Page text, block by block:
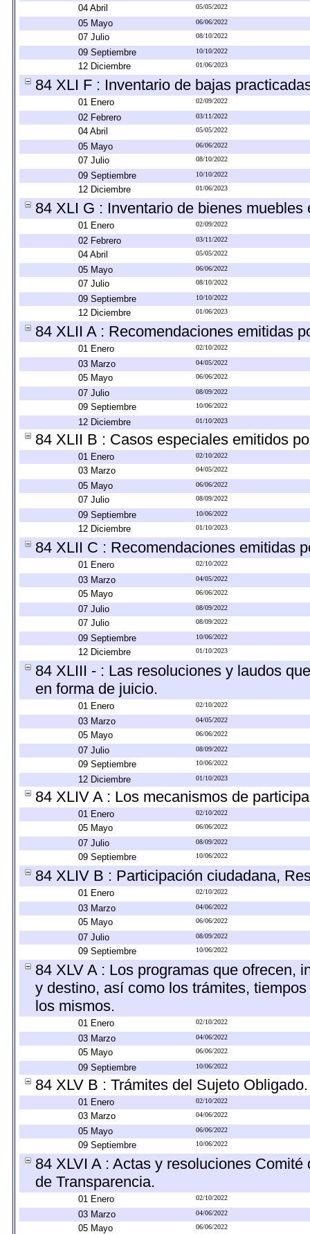
04 Abril 05/05/2022
05 Mayo 06/06/2022
07 Julio 08/10/2022
09 Septiembre 10/10/2022
12 Diciembre 01/06/2023
84 XLI F : Inventario de bajas
01 Enero 02/09/2022
02 Febrero 03/11/2022
04 Abril 05/05/2022
05 Mayo 06/06/2022
07 Julio 08/10/2022
09 Septiembre 10/10/2022
12 Diciembre 01/06/2023
84 XLI G : Inventario de bienes muebles
01 Enero 02/09/2022
02 Febrero 03/11/2022
04 Abril 05/05/2022
05 Mayo 06/06/2022
07 Julio 08/10/2022
09 Septiembre 10/10/2022
12 Diciembre 01/06/2023
84 XLII A : Recomendaciones emitidas
01 Enero 02/10/2022
03 Marzo 04/05/2022
05 Mayo 06/06/2022
07 Julio 08/09/2022
09 Septiembre 10/06/2022
12 Diciembre 01/10/2023
84 XLII B : Casos especiales emitidos
01 Enero 02/10/2022
03 Marzo 04/05/2022
05 Mayo 06/06/2022
07 Julio 08/09/2022
09 Septiembre 10/06/2022
12 Diciembre 01/10/2023
84 XLII C : Recomendaciones emitidas
01 Enero 02/10/2022
03 Marzo 04/05/2022
05 Mayo 06/06/2022
07 Julio 08/09/2022
07 Julio 08/09/2022
09 Septiembre 10/06/2022
12 Diciembre 01/10/2023
84 XLIII - : Las resoluciones y laudos
en forma de juicio.
01 Enero 02/10/2022
03 Marzo 04/05/2022
05 Mayo 06/06/2022
07 Julio 08/09/2022
09 Septiembre 10/06/2022
12 Diciembre 01/10/2023
84 XLIV A : Los mecanismos de
01 Enero 02/10/2022
05 Mayo 06/06/2022
07 Julio 08/09/2022
09 Septiembre 10/06/2022
84 XLIV B : Participación ciudadana,
01 Enero 02/10/2022
03 Marzo 04/06/2022
05 Mayo 06/06/2022
07 Julio 08/09/2022
09 Septiembre 10/06/2022
84 XLV A : Los programas que ofrecen,
y destino, así como los trámites,
los mismos.
01 Enero 02/10/2022
03 Marzo 04/06/2022
05 Mayo 06/06/2022
09 Septiembre 10/06/2022
84 XLV B : Trámites del Sujeto Obligado.
01 Enero 02/10/2022
03 Marzo 04/06/2022
05 Mayo 06/06/2022
09 Septiembre 10/06/2022
84 XLVI A : Actas y resoluciones
de Transparencia.
01 Enero 02/10/2022
03 Marzo 04/06/2022
05 Mayo 06/06/2022